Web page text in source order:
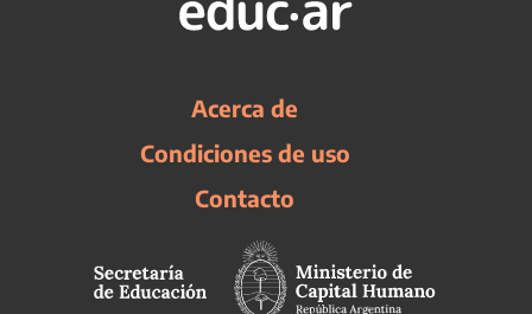
Acerca de
Condiciones de uso
Contacto